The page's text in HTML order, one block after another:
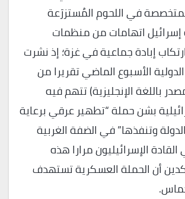
في اللحوم المُستزرَعة
إسرائيل اتهامات من منظمات
إبادة جماعية في غزة؛ إذ نشرت
الأسبوع الماضي تقريرا من
باللغة الإنجليزية) تتهم فيه
بشن حملة “تطهير عرقي برعاية
الدولة وتنفذها” في الضفة الغربية
الإسرائيليون مرارا هذه
أن الحملة العسكرية تستهدف